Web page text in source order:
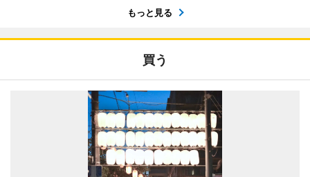
もっと見る
買う